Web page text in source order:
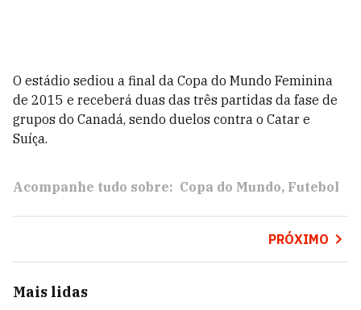
O estádio sediou a final da Copa do Mundo Feminina
de 2015 e receberá duas das três partidas da fase de
grupos do Canadá, sendo duelos contra o Catar e
Suíça.
Acompanhe tudo sobre: Copa do Mundo Futebol
PRÓXIMO
Mais lidas